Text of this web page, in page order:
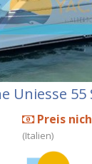
Uniesse 55
Preis
(Italien)